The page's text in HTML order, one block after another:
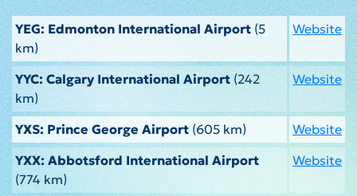
YEG: Edmonton International Airport (5
km)
Website
YYC: Calgary International Airport(242
km)
Website
YXS: Prince George Airport (605 km)
Website
YXX: Abbotsford International Airport
(774 km)
Website